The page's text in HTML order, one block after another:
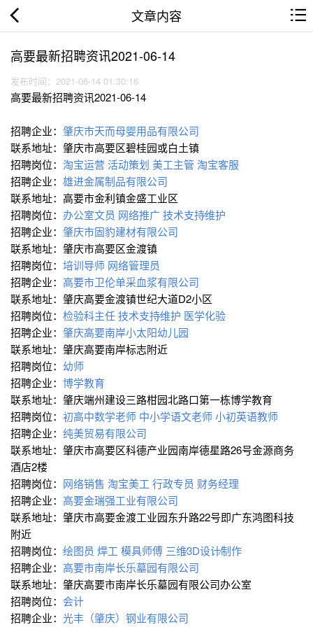
文章内容
高要最新招聘资讯2021-06-14
发布时间：2021-06-14 01:30:16
高要最新招聘资讯2021-06-14
招聘企业： 肇庆市天而母婴用品有限公司
联系地址：肇庆市高要区碧桂园或白土镇
招聘岗位： 淘宝运营 活动策划 美工主管 淘宝客服
招聘企业： 雄进金属制品有限公司
联系地址：高要市金利镇金盛工业区
招聘岗位： 办公室文员 网络推广 技术支持∕维护
招聘企业： 肇庆市固豹建材有限公司
联系地址：肇庆市高要区金渡镇
招聘岗位： 培训导师 网络管理员
招聘企业： 高要市卫伦单采血浆有限公司
联系地址：肇庆高要金渡镇世纪大道D2小区
招聘岗位： 检验科主任技术支持∕维护 医学化验
招聘企业： 肇庆高要南岸小太阳幼儿园
联系地址：肇庆高要南岸标志附近
招聘岗位： 幼师
招聘企业： 博学教育
联系地址：肇庆端州建设三路柑园北路口第一栋博学教育
招聘岗位： 初高中数学老师 中小学语文老师小初英语教师
招聘企业： 纯美贸易有限公司
联系地址：肇庆市高要区科德产业园南岸德星路26号金源商务
酒店2楼
招聘岗位： 网络销售 淘宝美工 行政专员 财务经理
招聘企业： 高要金瑞强工业有限公司
联系地址：肇庆市高要金渡工业园东升路22号即广东鸿图科技
附近
招聘岗位： 绘图员 焊工 模具师傅 三维∕3D设计∕制作
招聘企业： 高要市南岸长乐墓园有限公司
联系地址：肇庆高要市南岸长乐墓园有限公司办公室
招聘岗位： 会计
招聘企业： 光丰（肇庆）钢业有限公司